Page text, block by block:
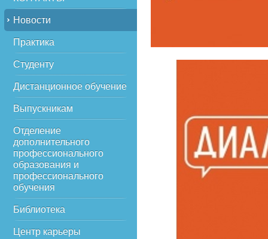
Новости
Практика
Студенту
Дистанционное обучение
Выпускникам
Отделение
дополнительного
профессионального
образования и
профессионального
обучения
Библиотека
Центр карьеры